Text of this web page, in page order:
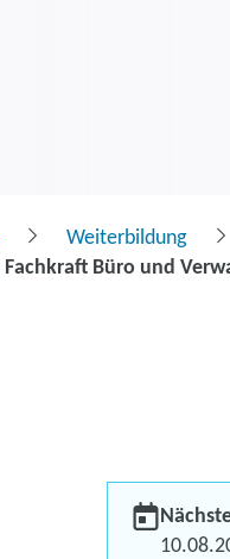
Weiterbildung
Büro und